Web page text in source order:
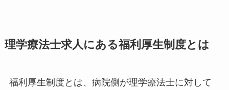
理学療法士求人にある福利厚生制度とは
福利厚生制度とは、病院側が理学療法士に対して